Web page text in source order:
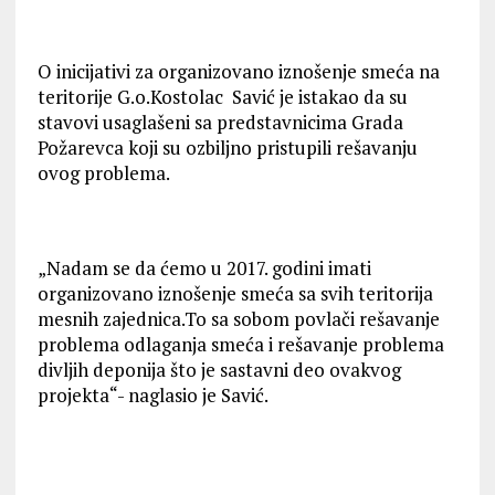
O inicijativi za organizovano iznošenje smeća na
teritorije G.o.Kostolac Savić je istakao da su
stavovi usaglašeni sa predstavnicima Grada
Požarevca koji su ozbiljno pristupili rešavanju
ovog problema.
„Nadam se da ćemo u 2017. godini imati
organizovano iznošenje smeća sa svih teritorija
mesnih zajednica.To sa sobom povlači rešavanje
problema odlaganja smeća i rešavanje problema
divljih deponija što je sastavni deo ovakvog
projekta“- naglasio je Savić.